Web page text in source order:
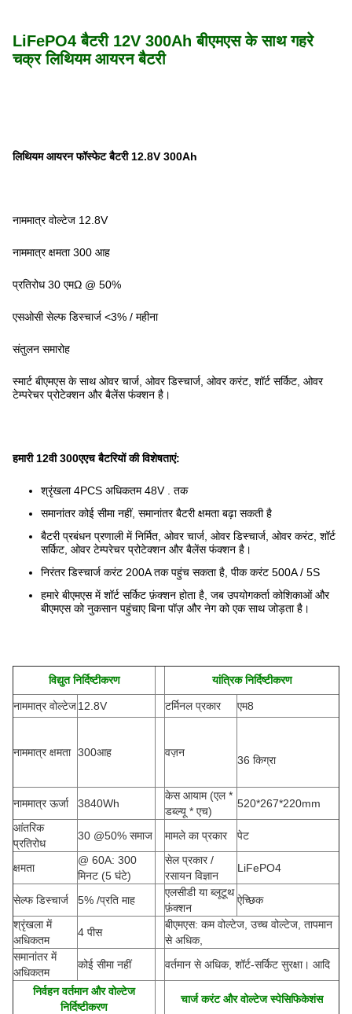
LiFePO4 बैटरी 12V 300Ah बीएमएस के साथ गहरे
चक्र लिथियम आयरन बैटरी
लिथियम आयरन फॉस्फेट बैटरी 12.8V 300Ah
नाममात्र वोल्टेज 12.8V
नाममात्र क्षमता 300 आह
प्रतिरोध 30 एमΩ @ 50%
एसओसी सेल्फ डिस्चार्ज <3% / महीना
संतुलन समारोह
स्मार्ट बीएमएस के साथ ओवर चार्ज, ओवर डिस्चार्ज, ओवर करंट, शॉर्ट सर्किट, ओवर
टेम्परेचर प्रोटेक्शन और बैलेंस फंक्शन है।
हमारी 12वी 300एएच बैटरियों की विशेषताएं:
श्रृंखला 4PCS अधिकतम 48V . तक
समानांतर कोई सीमा नहीं, समानांतर बैटरी क्षमता बढ़ा सकती है
बैटरी प्रबंधन प्रणाली में निर्मित, ओवर चार्ज, ओवर डिस्चार्ज, ओवर करंट, शॉर्ट
सर्किट, ओवर टेम्परेचर प्रोटेक्शन और बैलेंस फंक्शन है।
निरंतर डिस्चार्ज करंट 200A तक पहुंच सकता है, पीक करंट 500A / 5S
हमारे बीएमएस में शॉर्ट सर्किट फ़ंक्शन होता है, जब उपयोगकर्ता कोशिकाओं और
बीएमएस को नुकसान पहुंचाए बिना पॉज़ और नेग को एक साथ जोड़ता है।
विद्युत निर्दिष्टीकरण यांत्रिक निर्दिष्टीकरण
नाममात्र वोल्टेज12.8V टर्मिनल प्रकार एम8
नाममात्र क्षमता 300आह वज़न
36 किग्रा
नाममात्र ऊर्जा 3840Wh
केस आयाम (एल *
डब्ल्यू * एच)
520*267*220mm
आंतरिक
प्रतिरोध
30 @50% समाज मामले का प्रकार पेट
क्षमता
@ 60A: 300
मिनट (5 घंटे)
सेल प्रकार /
रसायन विज्ञान
LiFePO4
सेल्फ डिस्चार्ज 5% /प्रति माह
एलसीडी या ब्लूटूथ
फ़ंक्शन
ऐच्छिक
श्रृंखला में
अधिकतम
4 पीस
बीएमएस: कम वोल्टेज, उच्च वोल्टेज, तापमान
से अधिक,
समानांतर में
अधिकतम
कोई सीमा नहीं वर्तमान से अधिक, शॉर्ट-सर्किट सुरक्षा। आदि
निर्वहन वर्तमान और वोल्टेज
निर्दिष्टीकरण
चार्ज करंट और वोल्टेज स्पेसिफिकेशंस